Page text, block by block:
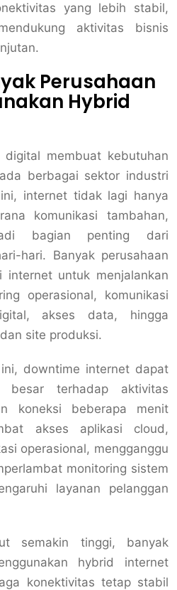
yang lebih stabil,
aktivitas bisnis
Perusahaan
Hybrid
digital membuat kebutuhan
berbagai sektor industri
internet tidak lagi hanya
komunikasi tambahan,
bagian penting dari
hari. Banyak perusahaan
internet untuk menjalankan
operasional, komunikasi
akses data, hingga
site produksi.
downtime internet dapat
besar terhadap aktivitas
koneksi beberapa menit
akses aplikasi cloud,
operasional, mengganggu
monitoring sistem
layanan pelanggan
semakin tinggi, banyak
hybrid internet
konektivitas tetap stabil